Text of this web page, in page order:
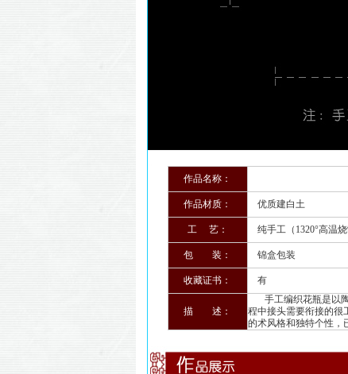
作品名称： 蝶
作品材质： 优质建白土
工 艺： 纯手工（1320°高温烧
包 装： 锦盒包装
收藏证书： 有
描 述：
手工编织花瓶是以陶
程中接头需要衔接的很
的术风格和独特个性，